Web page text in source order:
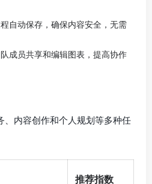
自动保存，确保内容安全，无需
成员共享和编辑图表，提高协作
内容创作和个人规划等多种任
推荐指数